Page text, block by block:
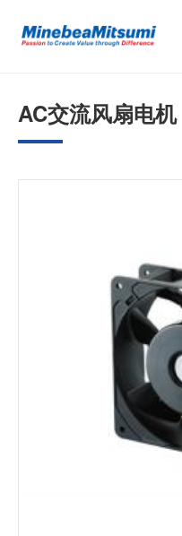
按行业用途查找
AC交流风扇电机